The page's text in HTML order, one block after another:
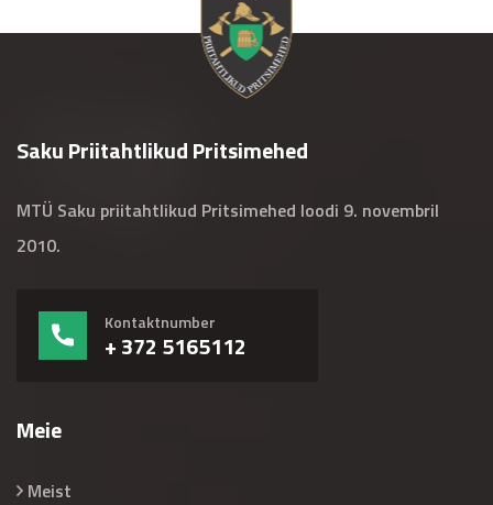
Saku Priitahtlikud Pritsimehed
MTÜ Saku priitahtlikud Pritsimehed loodi 9. novembril
2010.
Kontaktnumber
+ 372 5165112
Meie
Meist